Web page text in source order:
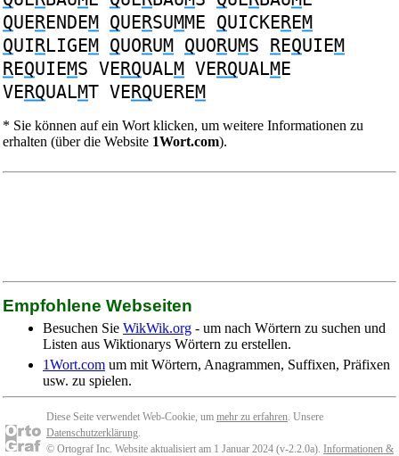
QUERENDEM QUERSUMME QUICKEREM
QUIRLIGEM QUORUM QUORUMS REQUIEM
REQUIEMS VERQUALM VERQUALME
VERQUALMT VERQUEREM
* Sie können auf ein Wort klicken, um weitere Informationen zu
erhalten (über die Website 1Wort.com).
Empfohlene Webseiten
Besuchen Sie WikWik.org - um nach Wörtern zu suchen und
Listen aus Wiktionarys Wörtern zu erstellen.
1Wort.com um mit Wörtern, Anagrammen, Suffixen, Präfixen
usw. zu spielen.
Diese Seite verwendet Web-Cookie, um mehr zu erfahren. Unsere
Datenschutzerklärung.
© Ortograf Inc. Website aktualisiert am 1 Januar 2024 (v-2.2.0a). Informationen &